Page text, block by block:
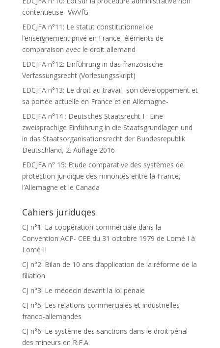
contentieuse -VwVfG-
EDCJFA n°11: Le statut constitutionnel de
l’enseignement privé en France, éléments de
comparaison avec le droit allemand
EDCJFA n°12: Einführung in das französische
Verfassungsrecht (Vorlesungsskript)
EDCJFA n°13: Le droit au travail -son développement et
sa portée actuelle en France et en Allemagne-
EDCJFA n°14 : Deutsches Staatsrecht I : Eine
zweisprachige Einführung in die Staatsgrundlagen und
in das Staatsorganisationsrecht der Bundesrepublik
Deutschland, 2. Auflage 2016
EDCJFA n° 15: Etude comparative des systèmes de
protection juridique des minorités entre la France,
l’Allemagne et le Canada
Cahiers juriduqes
CJ n°1: La coopération commerciale dans la
Convention ACP- CEE du 31 octobre 1979 de Lomé I à
Lomé II
CJ n°2: Bilan de 10 ans d’application de la réforme de la
filiation
CJ n°3: Le médecin devant la loi pénale
CJ n°5: Les relations commerciales et industrielles
franco-allemandes
CJ n°6: Le système des sanctions dans le droit pénal
des mineurs en R.F.A.